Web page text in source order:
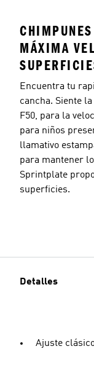
MÁXIMA
Encuentra tu
cancha. Siente
F50, para la
para niños
llamativo
para mantener
Sprintplate
superficies.
Detalles
Ajuste